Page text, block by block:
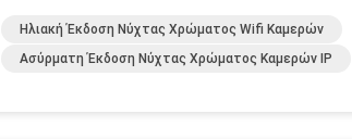
Ηλιακή Έκδοση Νύχτας Χρώματος Wifi Καμερών
Ασύρματη Έκδοση Νύχτας Χρώματος Καμερών IP